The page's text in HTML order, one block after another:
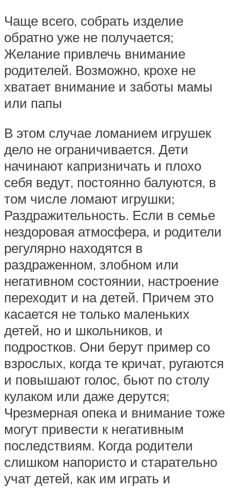
Чаще всего, собрать изделие
обратно уже не получается;
Желание привлечь внимание
родителей. Возможно, крохе не
хватает внимание и заботы мамы
или папы
В этом случае ломанием игрушек
дело не ограничивается. Дети
начинают капризничать и плохо
себя ведут, постоянно балуются, в
том числе ломают игрушки;
Раздражительность. Если в семье
нездоровая атмосфера, и родители
регулярно находятся в
раздраженном, злобном или
негативном состоянии, настроение
переходит и на детей. Причем это
касается не только маленьких
детей, но и школьников, и
подростков. Они берут пример со
взрослых, когда те кричат, ругаются
и повышают голос, бьют по столу
кулаком или даже дерутся;
Чрезмерная опека и внимание тоже
могут привести к негативным
последствиям. Когда родители
слишком напористо и старательно
учат детей, как им играть и